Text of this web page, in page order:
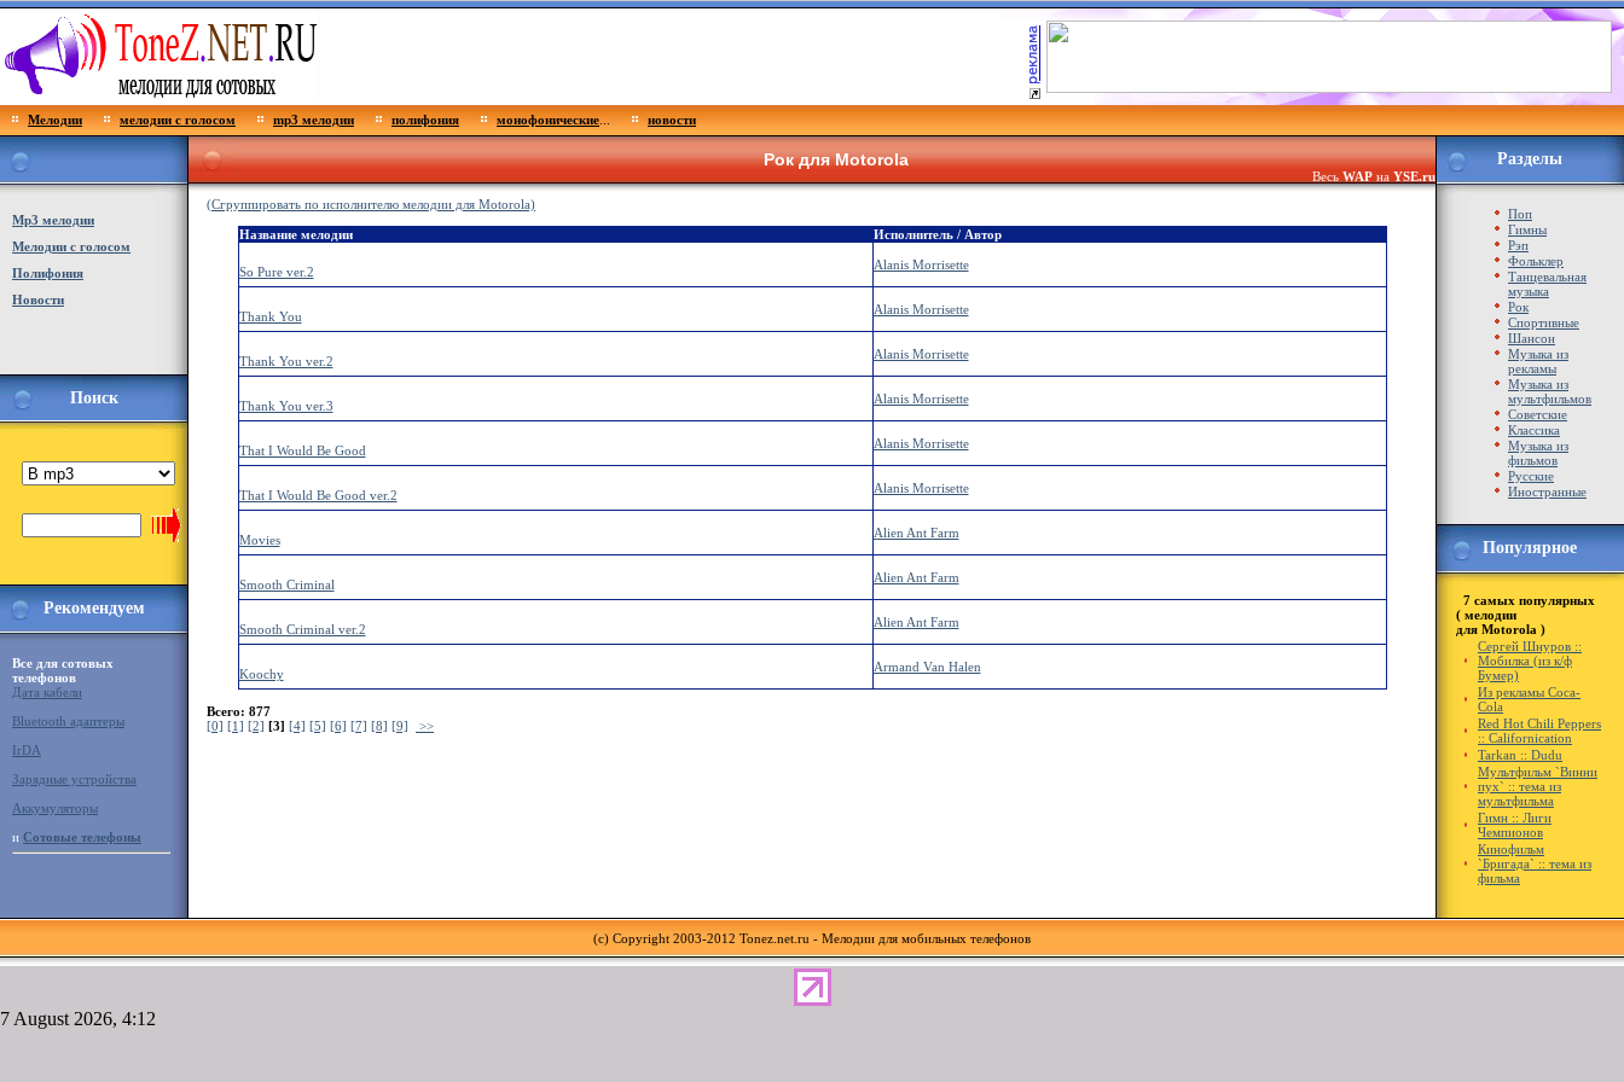
Мелодии мелодии с голосом mp3 мелодии полифония монофонические новости
Мp3 мелодии
Мелодии с голосом
Полифония
Новости
Поиск
Рекомендуем
Все для сотовых
телефонов
Дата кабели
Bluetooth адаптеры
IrDA
Зарядные устройства
Аккумуляторы
и Сотовые телефоны
Рок для Motorola
Весь WAP на YSE.ru
(Сгруппировать по исполнителю мелодии для Motorola)
Название мелодии Исполнитель / Автор
So Pure ver.2 Alanis Morrisette
Thank You Alanis Morrisette
Thank You ver.2 Alanis Morrisette
Thank You ver.3 Alanis Morrisette
That I Would Be Good Alanis Morrisette
That I Would Be Good ver.2 Alanis Morrisette
Movies Alien Ant Farm
Smooth Criminal Alien Ant Farm
Smooth Criminal ver.2 Alien Ant Farm
Koochy Armand Van Halen
Всего: 877
[0] [1] [2] [3] [4] [5] [6] [7] [8] [9] >>
Разделы
Поп
Гимны
Рэп
Фольклер
Танцевальная
музыка
Рок
Спортивные
Шансон
Музыка из
рекламы
Музыка из
мультфильмов
Советские
Классика
Музыка из
фильмов
Русские
Иностранные
Популярное
7 самых популярных
( мелодии
для Motorola )
Сергей Шнуров ::
Мобилка (из к/ф
Бумер)
Из рекламы Coca-
Cola
Red Hot Chili Peppers
:: Californication
Tarkan :: Dudu
Мультфильм `Винни
пух` :: тема из
мультфильма
Гимн :: Лиги
Чемпионов
Кинофильм
`Бригада` :: тема из
фильма
(c) Copyright 2003-2012 Tonez.net.ru - Мелодии для мобильных телефонов
7 August 2026, 4:12